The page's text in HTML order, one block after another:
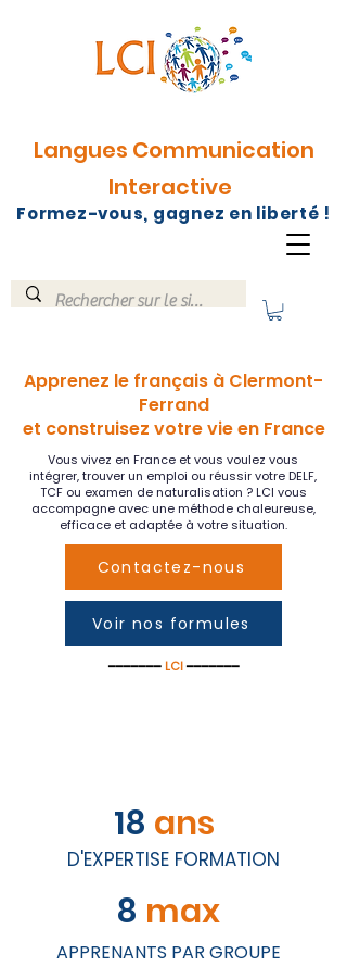
Langues Communication
Interactive
Formez-vous, gagnez en liberté !
Apprenez le français à Clermont-
Ferrand
et construisez votre vie en France
Vous vivez en France et vous voulez vous
intégrer, trouver un emploi ou réussir votre DELF,
TCF ou examen de naturalisation ? LCI vous
accompagne avec une méthode chaleureuse,
efficace et adaptée à votre situation.
Contactez-nous
Voir nos formules
━━━━━━━ LCI━━━━━━━
18 ans
D'EXPERTISE FORMATION
8 max
APPRENANTS PAR GROUPE